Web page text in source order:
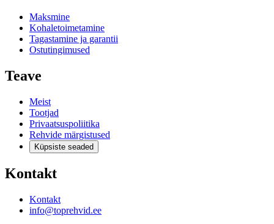
Maksmine
Kohaletoimetamine
Tagastamine ja garantii
Ostutingimused
Teave
Meist
Tootjad
Privaatsuspoliitika
Rehvide märgistused
Küpsiste seaded
Kontakt
Kontakt
info@toprehvid.ee